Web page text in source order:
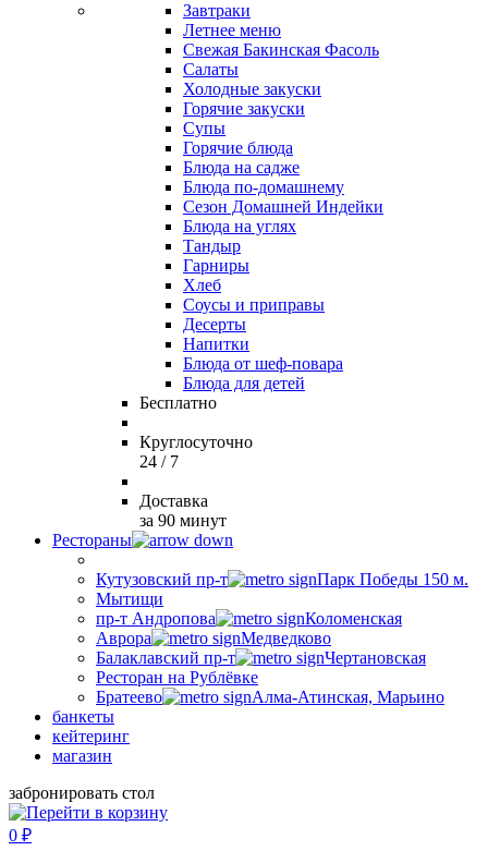
Завтраки
Летнее меню
Свежая Бакинская Фасоль
Салаты
Холодные закуски
Горячие закуски
Супы
Горячие блюда
Блюда на садже
Блюда по-домашнему
Сезон Домашней Индейки
Блюда на углях
Тандыр
Гарниры
Хлеб
Соусы и приправы
Десерты
Напитки
Блюда от шеф-повара
Блюда для детей
Бесплатно
Круглосуточно
24 / 7
Доставка
за 90 минут
Рестораны
Кутузовский пр-т
Парк Победы 150 м.
Мытищи
пр-т Андропова
Коломенская
Аврора
Медведково
Балаклавский пр-т
Чертановская
Ресторан на Рублёвке
Братеево
Алма-Атинская, Марьино
банкеты
кейтеринг
магазин
забронировать стол
0 ₽